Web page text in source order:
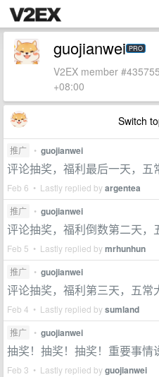
guojianwei PRO
V2EX member
+08:00
Switch
推广 • guojianwei
评论抽奖，福利最后一天，五
Feb 6 • Lastly replied byargentea
推广 • guojianwei
评论抽奖，福利倒数第二天，
Feb 5 • Lastly replied bymrhunhun
推广 • guojianwei
评论抽奖，福利第三天，五常
Feb 4 • Lastly replied bysumland
推广 • guojianwei
抽奖！抽奖！抽奖！重要事情
Feb 3 • Lastly replied byguojianwei